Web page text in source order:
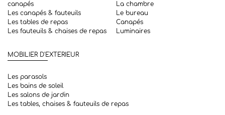
canapés
Les canapés & fauteuils
Les tables de repas
Les fauteuils & chaises de repas
La chambre
Le bureau
Canapés
Luminaires
MOBILIER D'EXTERIEUR
Les parasols
Les bains de soleil
Les salons de jardin
Les tables, chaises & fauteuils de repas